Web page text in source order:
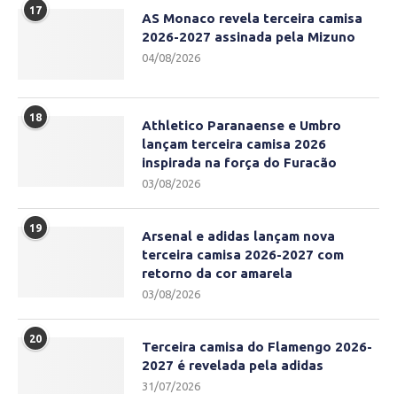
17
AS Monaco revela terceira camisa
2026-2027 assinada pela Mizuno
04/08/2026
18
Athletico Paranaense e Umbro
lançam terceira camisa 2026
inspirada na força do Furacão
03/08/2026
19
Arsenal e adidas lançam nova
terceira camisa 2026-2027 com
retorno da cor amarela
03/08/2026
20
Terceira camisa do Flamengo 2026-
2027 é revelada pela adidas
31/07/2026